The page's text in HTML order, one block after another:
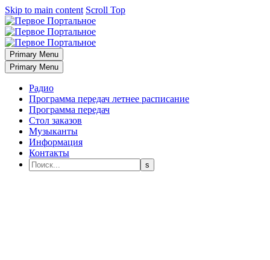
Skip to main content Scroll Top
Primary Menu
Primary Menu
Радио
Программа передач летнее расписание
Программа передач
Стол заказов
Музыканты
Информация
Контакты